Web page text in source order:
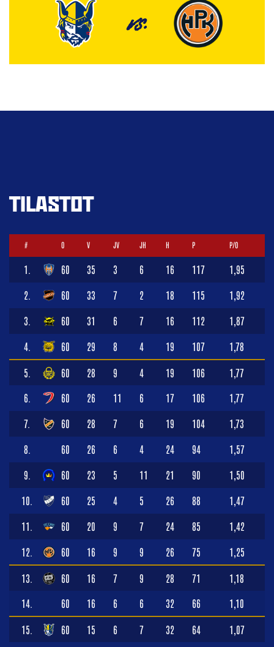
VS.
TILASTOT
# O V JV JH H P P/O
1. 60 35 3 6 16 117 1,95
2. 60 33 7 2 18 115 1,92
3. 60 31 6 7 16 112 1,87
4. 60 29 8 4 19 107 1,78
5. 60 28 9 4 19 106 1,77
6. 60 26 11 6 17 106 1,77
7. 60 28 7 6 19 104 1,73
8. 60 26 6 4 24 94 1,57
9. 60 23 5 11 21 90 1,50
10. 60 25 4 5 26 88 1,47
11. 60 20 9 7 24 85 1,42
12. 60 16 9 9 26 75 1,25
13. 60 16 7 9 28 71 1,18
14. 60 16 6 6 32 66 1,10
15. 60 15 6 7 32 64 1,07